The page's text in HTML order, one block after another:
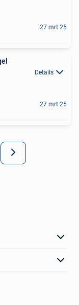
27 mrt 25
Details
27 mrt 25